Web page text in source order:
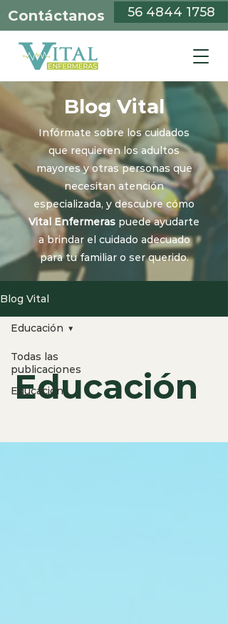
Contáctanos 56 4844 1758
Blog Vital
Infórmate sobre los cuidados
que requieren los adultos
mayores y otras personas que
necesitan atención
especializada, y descubre cómo
Vital Enfermeras puede ayudarte
a brindar el cuidado adecuado
para tu familiar o ser querido.
Blog Vital
Todas las
publicaciones
Educación
Educación
Educación